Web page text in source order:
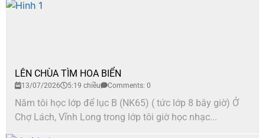
LÊN CHÙA TÌM HOA BIỂN
13/07/2026 5:19 chiều Comments: 0
Năm tôi học lớp để lục B (NK65) ( tức lớp 8 bây giờ) Ở
Chợ Lách, Vĩnh Long trong lớp tôi giờ học nhạc...